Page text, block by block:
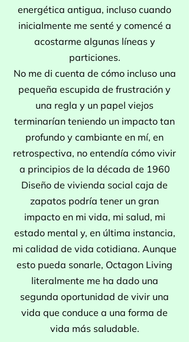
energética antigua, incluso cuando
inicialmente me senté y comencé a
acostarme algunas líneas y
particiones.
No me di cuenta de cómo incluso una
pequeña escupida de frustración y
una regla y un papel viejos
terminarían teniendo un impacto tan
profundo y cambiante en mí, en
retrospectiva, no entendía cómo vivir
a principios de la década de 1960
Diseño de vivienda social caja de
zapatos podría tener un gran
impacto en mi vida, mi salud, mi
estado mental y, en última instancia,
mi calidad de vida cotidiana. Aunque
esto pueda sonarle, Octagon Living
literalmente me ha dado una
segunda oportunidad de vivir una
vida que conduce a una forma de
vida más saludable.